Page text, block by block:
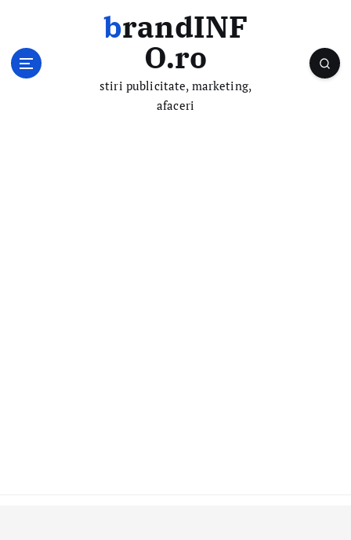
brandINF
O.ro
stiri publicitate, marketing,
afaceri